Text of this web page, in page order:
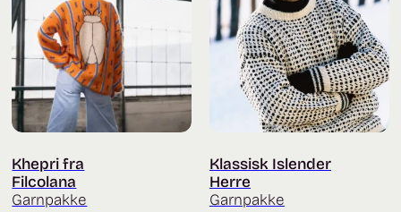
Khepri fra
Filcolana
Garnpakke
Klassisk Islender
Herre
Garnpakke